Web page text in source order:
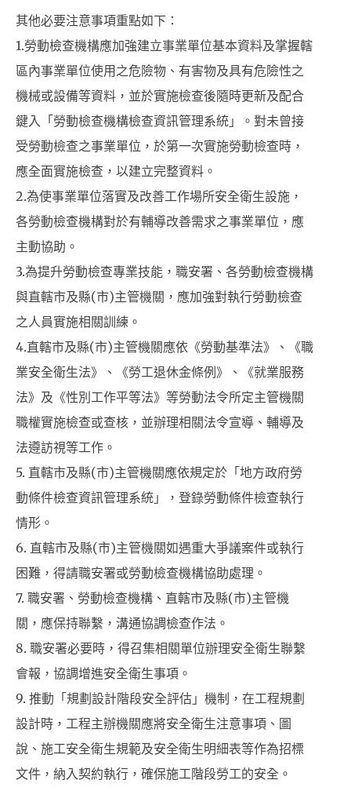
其他必要注意事項重點如下：
1.勞動檢查機構應加強建立事業單位基本資料及掌握轄
區內事業單位使用之危險物、有害物及具有危險性之
機械或設備等資料，並於實施檢查後隨時更新及配合
鍵入「勞動檢查機構檢查資訊管理系統」。對未曾接
受勞動檢查之事業單位，於第一次實施勞動檢查時，
應全面實施檢查，以建立完整資料。
2.為使事業單位落實及改善工作場所安全衛生設施，
各勞動檢查機構對於有輔導改善需求之事業單位，應
主動協助。
3.為提升勞動檢查專業技能，職安署、各勞動檢查機構
與直轄市及縣(市)主管機關，應加強對執行勞動檢查
之人員實施相關訓練。
4.直轄市及縣(市)主管機關應依《勞動基準法》、《職
業安全衛生法》、《勞工退休金條例》、《就業服務
法》及《性別工作平等法》等勞動法令所定主管機關
職權實施檢查或查核，並辦理相關法令宣導、輔導及
法遵訪視等工作。
5. 直轄市及縣(市)主管機關應依規定於「地方政府勞
動條件檢查資訊管理系統」，登錄勞動條件檢查執行
情形。
6. 直轄市及縣(市)主管機關如遇重大爭議案件或執行
困難，得請職安署或勞動檢查機構協助處理。
7. 職安署、勞動檢查機構、直轄市及縣(市)主管機
關，應保持聯繫，溝通協調檢查作法。
8. 職安署必要時，得召集相關單位辦理安全衛生聯繫
會報，協調增進安全衛生事項。
9. 推動「規劃設計階段安全評估」機制，在工程規劃
設計時，工程主辦機關應將安全衛生注意事項、圖
說、施工安全衛生規範及安全衛生明細表等作為招標
文件，納入契約執行，確保施工階段勞工的安全。